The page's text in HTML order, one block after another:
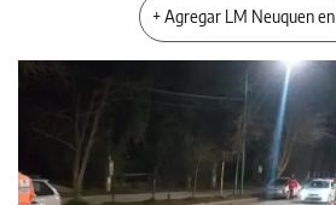
+ Agregar LM Neuquen en